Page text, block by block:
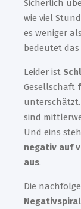
Sicherlich
wie viel
es weniger
bedeutet das
Leider ist
Gesellschaft
unterschätzt.
sind
Und eins
negativ auf
aus.
Die